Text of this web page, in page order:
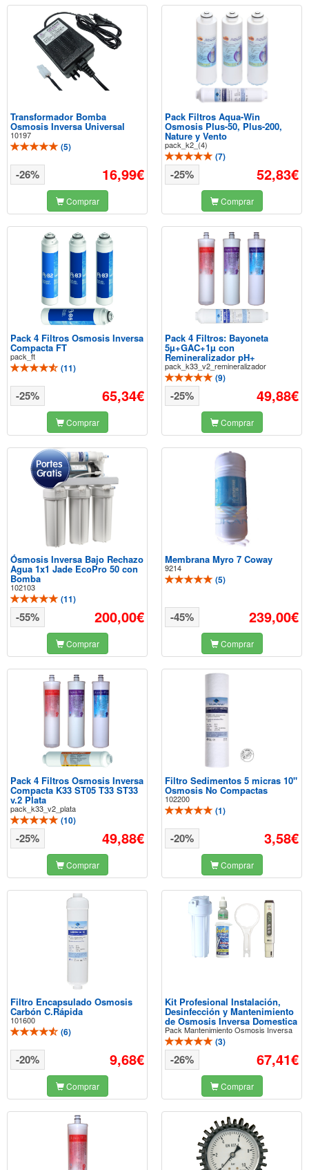
Transformador Bomba
Osmosis Inversa Universal
10197
(5)
16,99€
-26%
Comprar
Pack Filtros Aqua-Win
Osmosis Plus-50, Plus-200,
Nature y Vento
pack_k2_(4)
(7)
52,83€
-25%
Comprar
Pack 4 Filtros Osmosis Inversa
Compacta FT
pack_ft
(11)
65,34€
-25%
Comprar
Pack 4 Filtros: Bayoneta
5µ+GAC+1µ con
Remineralizador pH+
pack_k33_v2_remineralizador
(9)
49,88€
-25%
Comprar
Ósmosis Inversa Bajo Rechazo
Agua 1x1 Jade EcoPro 50 con
Bomba
102103
(11)
200,00€
-55%
Comprar
Membrana Myro 7 Coway
9214
(5)
239,00€
-45%
Comprar
Pack 4 Filtros Osmosis Inversa
Compacta K33 ST05 T33 ST33
v.2 Plata
pack_k33_v2_plata
(10)
49,88€
-25%
Comprar
Filtro Sedimentos 5 micras 10"
Osmosis No Compactas
102200
(1)
3,58€
-20%
Comprar
Filtro Encapsulado Osmosis
Carbón C.Rápida
101600
(6)
9,68€
-20%
Comprar
Kit Profesional Instalación,
Desinfección y Mantenimiento
de Osmosis Inversa Domestica
Pack Mantenimiento Osmosis Inversa
(3)
67,41€
-26%
Comprar